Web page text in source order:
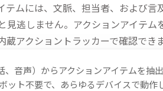
テムには、文脈、担当者、および言
見逃しません。アクションアイテム
アクショントラッカーで確認できま
音声）からアクションアイテムを抽
ト不要で、あらゆるデバイスで動作